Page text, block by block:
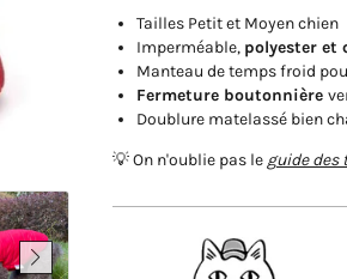
Tailles Petit et Moyen chien
Imperméable, polyester et
Manteau de temps froid
Fermeture boutonnière
Doublure matelassé bien
💡 On n'oublie pas leguide des